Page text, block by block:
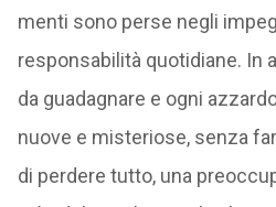
menti sono perse negli
responsabilità quotidiane. In
da guadagnare e ogni
nuove e misteriose, senza
di perdere tutto, una